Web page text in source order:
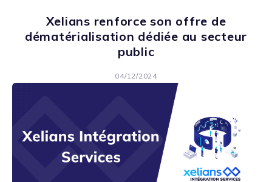
Xelians renforce son offre de
dématérialisation dédiée au secteur
public
04/12/2024